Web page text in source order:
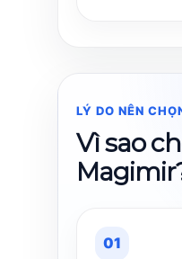
LÝ DO NÊN
Vì sao
01